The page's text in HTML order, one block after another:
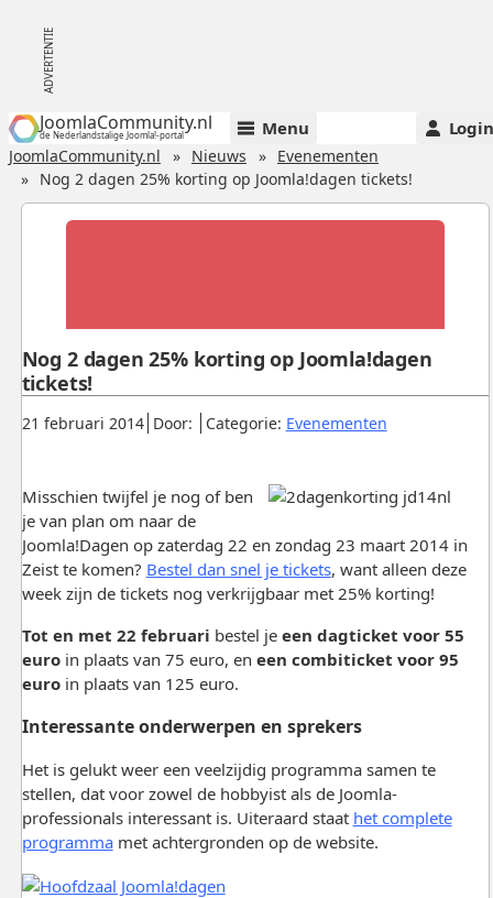
JoomlaCommunity.nl
de Nederlandstalige Joomla!-portal Menu Login
JoomlaCommunity.nl Nieuws
Evenementen
Nog 2 dagen 25% korting op Joomla!dagen tickets!
Gepubliceerd:
21 februari 2014. Door: Categorie: Evenementen.
Nog 2 dagen 25% korting op Joomla!dagen
tickets!
Misschien twijfel je nog of ben
je van plan om naar de
Joomla!Dagen op zaterdag 22 en zondag 23 maart 2014 in
Zeist te komen? Bestel dan snel je tickets, want alleen deze
week zijn de tickets nog verkrijgbaar met 25% korting!
Tot en met 22 februari bestel je een dagticket voor 55
euroin plaats van 75 euro, en een combiticket voor 95
euroin plaats van 125 euro.
Interessante onderwerpen en sprekers
Het is gelukt weer een veelzijdig programma samen te
stellen, dat voor zowel de hobbyist als de Joomla-
professionals interessant is. Uiteraard staat het complete
programmamet achtergronden op de website.